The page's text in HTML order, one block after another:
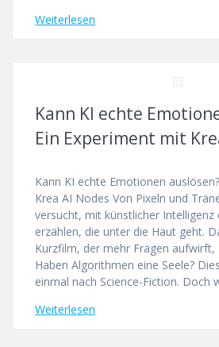
Weiterlesen
Kann KI echte
Ein Experiment mit
Kann KI echte Emotionen
Krea AI Nodes Von Pixeln und
versucht, mit künstlicher Intelligenz
erzählen, die unter die Haut geht.
Kurzfilm, der mehr Fragen
Haben Algorithmen eine Seele?
einmal nach Science-Fiction. Doch
Weiterlesen